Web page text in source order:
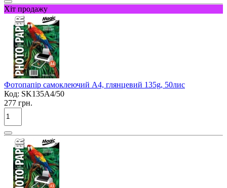
Хіт продажу
Фотопапір самоклеючий A4, глянцевий 135g, 50лис
Код: SK135A4/50
277 грн.